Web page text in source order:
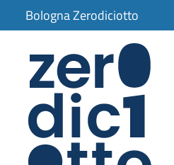
Bologna Zerodiciotto